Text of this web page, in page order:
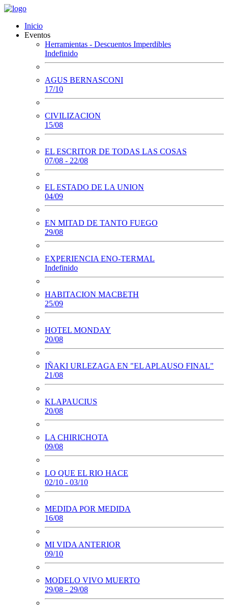
Inicio
Eventos
Herramientas - Descuentos Imperdibles
Indefinido
AGUS BERNASCONI
17/10
CIVILIZACION
15/08
EL ESCRITOR DE TODAS LAS COSAS
07/08 - 22/08
EL ESTADO DE LA UNION
04/09
EN MITAD DE TANTO FUEGO
29/08
EXPERIENCIA ENO-TERMAL
Indefinido
HABITACION MACBETH
25/09
HOTEL MONDAY
20/08
IÑAKI URLEZAGA EN "EL APLAUSO FINAL"
21/08
KLAPAUCIUS
20/08
LA CHIRICHOTA
09/08
LO QUE EL RIO HACE
02/10 - 03/10
MEDIDA POR MEDIDA
16/08
MI VIDA ANTERIOR
09/10
MODELO VIVO MUERTO
29/08 - 29/08